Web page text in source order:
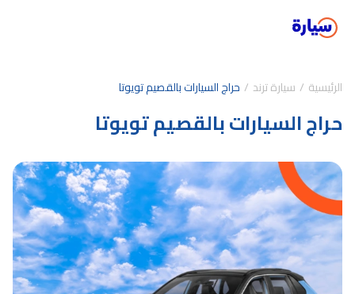
الرئيسية سيارة ترند حراج السيارات بالقصيم تويوتا
حراج السيارات بالقصيم تويوتا